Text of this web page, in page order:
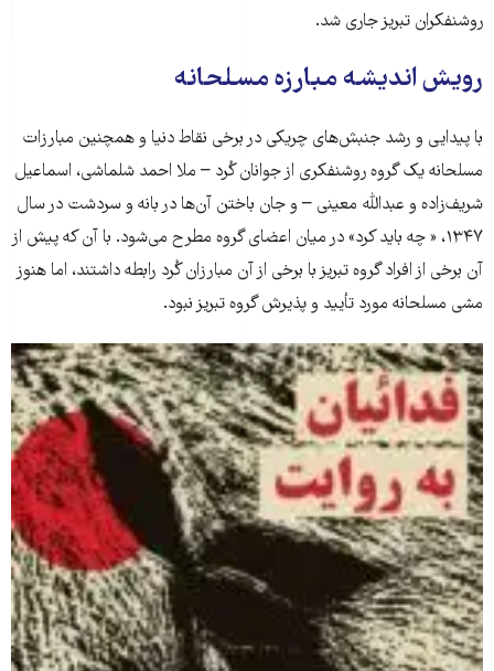
روشنفکران تبریز جاری شد.
رویش اندیشه مبارزه مسلحانه
با پیدایی و رشد جنبش‌های چریکی در برخی نقاط دنیا و همچنین مبارزات
مسلحانه یک گروه روشنفکری از جوانان کُرد – ملا احمد شلماشی، اسماعیل
شریف‌زاده و عبدالله معینی – و جان باختن آن‌ها در بانه و سردشت در سال
۱۳۴۷، « چه باید کرد» در میان اعضای گروه مطرح می‌شود. با آن که پیش از
آن برخی از افراد گروه تبریز با برخی از آن مبارزان کُرد رابطه داشتند، اما هنوز
مشی مسلحانه مورد تأیید و پذیرش گروه تبریز نبود.